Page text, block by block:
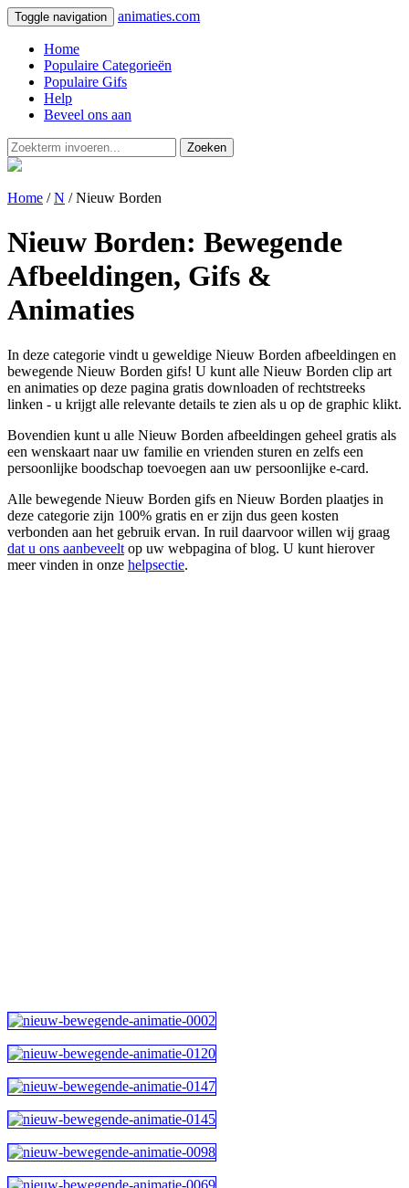
Toggle navigation animaties.com
Home
Populaire Categorieën
Populaire Gifs
Help
Beveel ons aan
Zoeken
Home /N / Nieuw Borden
Nieuw Borden: Bewegende
Afbeeldingen, Gifs &
Animaties
In deze categorie vindt u geweldige Nieuw Borden afbeeldingen en
bewegende Nieuw Borden gifs! U kunt alle Nieuw Borden clip art
en animaties op deze pagina gratis downloaden of rechtstreeks
linken - u krijgt alle relevante details te zien als u op de graphic klikt.
Bovendien kunt u alle Nieuw Borden afbeeldingen geheel gratis als
een wenskaart naar uw familie en vrienden sturen en zelfs een
persoonlijke boodschap toevoegen aan uw persoonlijke e-card.
Alle bewegende Nieuw Borden gifs en Nieuw Borden plaatjes in
deze categorie zijn 100% gratis en er zijn dus geen kosten
verbonden aan het gebruik ervan. In ruil daarvoor willen wij graag
dat u ons aanbeveelt op uw webpagina of blog. U kunt hierover
meer vinden in onze helpsectie.